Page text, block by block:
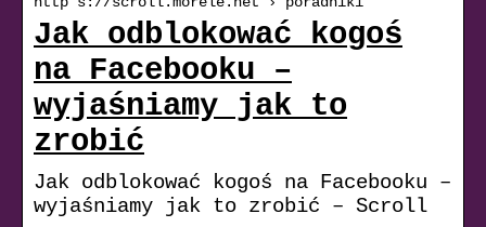
Jak odblokować kogoś
na Facebooku –
wyjaśniamy jak to
zrobić
Jak odblokować kogoś na Facebooku –
wyjaśniamy jak to zrobić – Scroll